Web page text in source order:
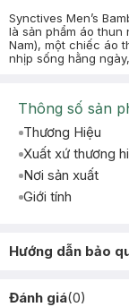
Synctives Men’s
là sản phẩm áo thun
Nam), một chiếc áo
nhịp sống hằng
Thông số sản
Thương Hiệu
Xuất xứ thương
Nơi sản xuất
Giới tính
Hướng dẫn bảo
Đánh giá(0)